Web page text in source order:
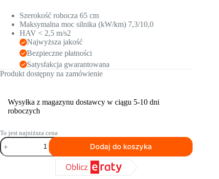
Szerokość robocza 65 cm
Maksymalna moc silnika (kW/km) 7,3/10,0
HAV < 2,5 m/s2
Najwyższa jakość
Bezpieczne płatności
Satysfakcja gwarantowana
Produkt dostępny na zamówienie
Wysyłka z magazynu dostawcy w ciągu 5-10 dni
roboczych
To jest najniższa cena
ilość
Dwukierunkowa
zagęszczarka
Dodaj do koszyka